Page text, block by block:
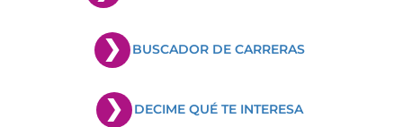
BUSCADOR DE CARRERAS
DECIME QUÉ TE INTERESA